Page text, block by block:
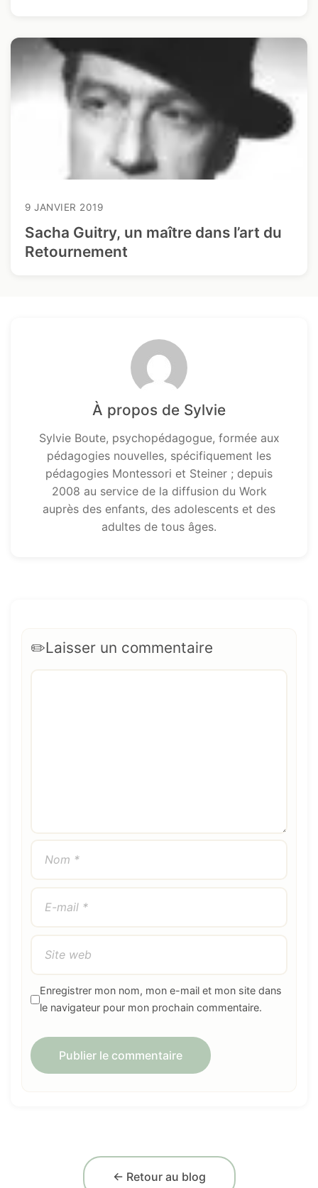
9 JANVIER 2019
Sacha Guitry, un maître dans l’art du
Retournement
À propos de Sylvie
Sylvie Boute, psychopédagogue, formée aux
pédagogies nouvelles, spécifiquement les
pédagogies Montessori et Steiner ; depuis
2008 au service de la diffusion du Work
auprès des enfants, des adolescents et des
adultes de tous âges.
Laisser un commentaire
Enregistrer mon nom, mon e-mail et mon site dans
le navigateur pour mon prochain commentaire.
← Retour au blog